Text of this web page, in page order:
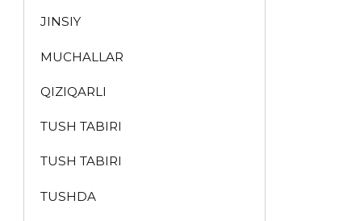
JINSIY
MUCHALLAR
QIZIQARLI
TUSH TABIRI
TUSH TABIRI
TUSHDA